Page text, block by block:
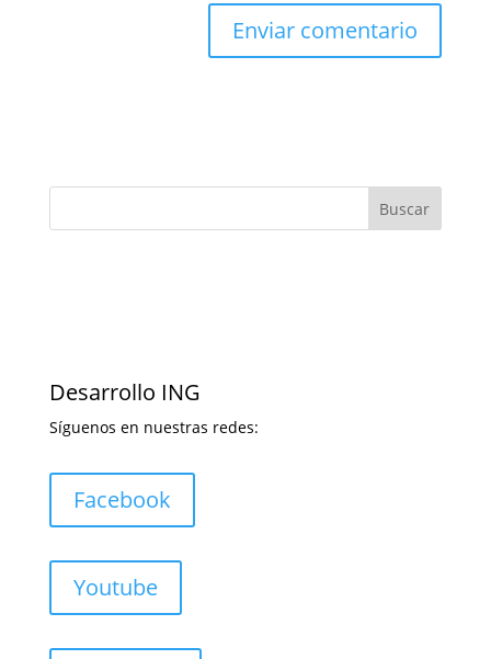
Desarrollo ING
Síguenos en nuestras redes:
Facebook
Youtube